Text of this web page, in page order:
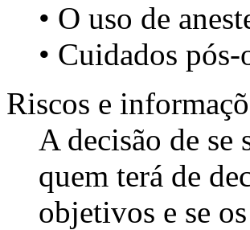
• O uso de
• Cuidados
Riscos e
A decisão de se
quem terá de
objetivos e se